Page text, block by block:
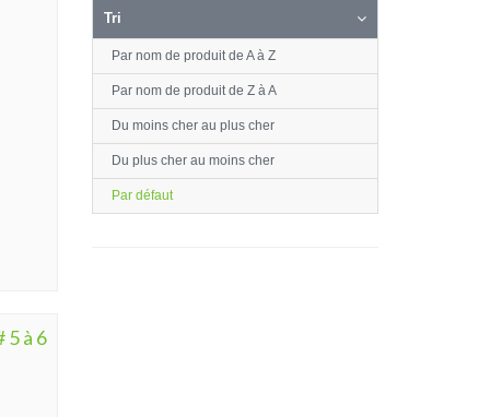
5 à 6
Tri
Par nom de produit de A à Z
Par nom de produit de Z à A
Du moins cher au plus cher
Du plus cher au moins cher
Par défaut